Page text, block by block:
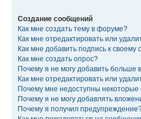
Создание сообщений
Как мне создать тему в форуме?
Как мне отредактировать или
Как мне добавить подпись к
Как мне создать опрос?
Почему я не могу добавить больше
Как мне отредактировать или
Почему мне недоступны
Почему я не могу добавлять
Почему я получил